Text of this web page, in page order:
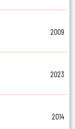
2009
2023
2014